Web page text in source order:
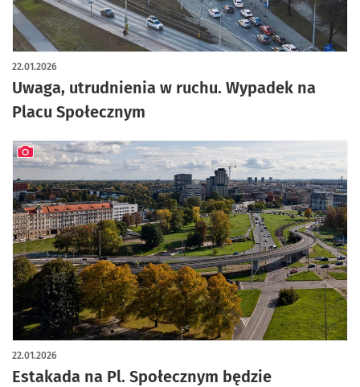
Uwaga, utrudnienia w ruchu. Wypadek na
Placu Społecznym
22.01.2026
artykuł z galerią zdjęć
Estakada na Pl. Społecznym będzie
22.01.2026
artykuł z galerią zdjęć